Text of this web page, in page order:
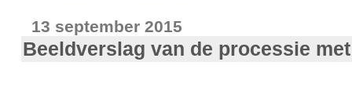
13 september 2015
Beeldverslag van de processie